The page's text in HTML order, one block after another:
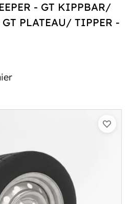
- GT KIPPBAR/
PLATEAU/ TIPPER -